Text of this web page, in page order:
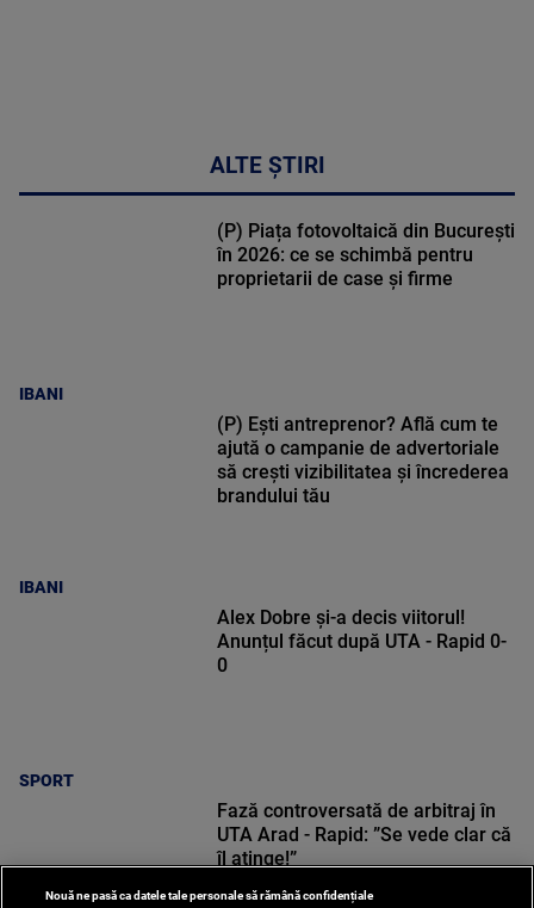
ALTE ȘTIRI
IBANI
(P) Piața fotovoltaică din București
în 2026: ce se schimbă pentru
proprietarii de case și firme
IBANI
(P) Ești antreprenor? Află cum te
ajută o campanie de advertoriale
să crești vizibilitatea și încrederea
brandului tău
SPORT
Alex Dobre și-a decis viitorul!
Anunțul făcut după UTA - Rapid 0-
0
Fază controversată de arbitraj în
UTA Arad - Rapid: ”Se vede clar că
îl atinge!”
Nouă ne pasă ca datele tale personale să rămână confidențiale